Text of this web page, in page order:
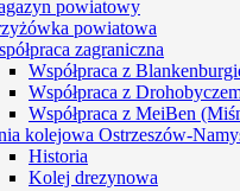
powiatowy
powiatowa
zagraniczna
Współpraca z
Współpraca z
Współpraca z MeiBen
kolejowa Ostrzeszów-
Historia
Kolej drezynowa